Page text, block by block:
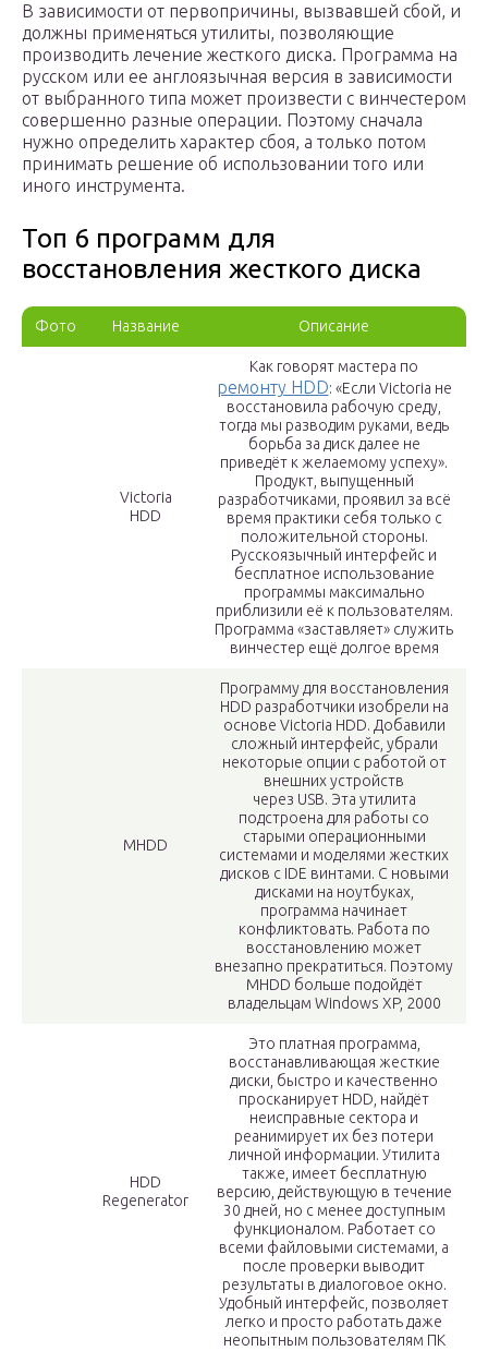
В зависимости от первопричины, вызвавшей сбой, и
должны применяться утилиты, позволяющие
производить лечение жесткого диска. Программа на
русском или ее англоязычная версия в зависимости
от выбранного типа может произвести с винчестером
совершенно разные операции. Поэтому сначала
нужно определить характер сбоя, а только потом
принимать решение об использовании того или
иного инструмента.
Топ 6 программ для
восстановления жесткого диска
Фото Название Описание
Victoria
HDD
Как говорят мастера по
ремонту HDD: «Если Victoria не
восстановила рабочую среду,
тогда мы разводим руками, ведь
борьба за диск далее не
приведёт к желаемому успеху».
Продукт, выпущенный
разработчиками, проявил за всё
время практики себя только с
положительной стороны.
Русскоязычный интерфейс и
бесплатное использование
программы максимально
приблизили её к пользователям.
Программа «заставляет» служить
винчестер ещё долгое время
MHDD
Программу для восстановления
HDD разработчики изобрели на
основе Victoria HDD. Добавили
сложный интерфейс, убрали
некоторые опции с работой от
внешних устройств
через USB. Эта утилита
подстроена для работы со
старыми операционными
системами и моделями жестких
дисков с IDE винтами. С новыми
дисками на ноутбуках,
программа начинает
конфликтовать. Работа по
восстановлению может
внезапно прекратиться. Поэтому
MHDD больше подойдёт
владельцам Windows XP, 2000
HDD
Regenerator
Это платная программа,
восстанавливающая жесткие
диски, быстро и качественно
просканирует HDD, найдёт
неисправные сектора и
реанимирует их без потери
личной информации. Утилита
также, имеет бесплатную
версию, действующую в течение
30 дней, но с менее доступным
функционалом. Работает со
всеми файловыми системами, а
после проверки выводит
результаты в диалоговое окно.
Удобный интерфейс, позволяет
легко и просто работать даже
неопытным пользователям ПК